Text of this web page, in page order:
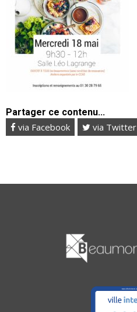
Partager ce contenu...
via Facebook via Twitter